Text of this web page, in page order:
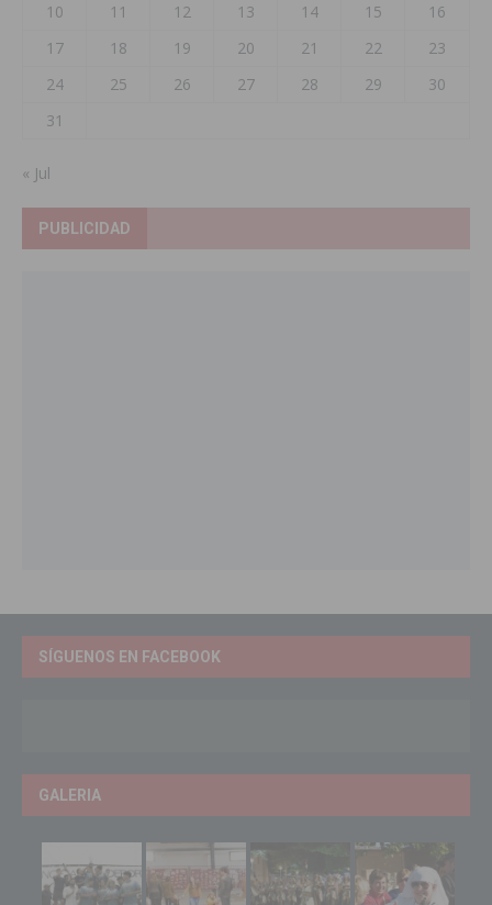
10
11 12 13 14 15
16
17
18 19 20 21 22
23
24
25 26 27 28 29
30
31
« Jul
PUBLICIDAD
SÍGUENOS EN FACEBOOK
GALERIA